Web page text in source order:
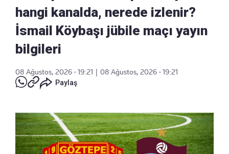
hangi kanalda, nerede izlenir?
İsmail Köybaşı jübile maçı yayın
bilgileri
08 Ağustos, 2026 - 19:21
08 Ağustos, 2026 - 19:21
Paylaş